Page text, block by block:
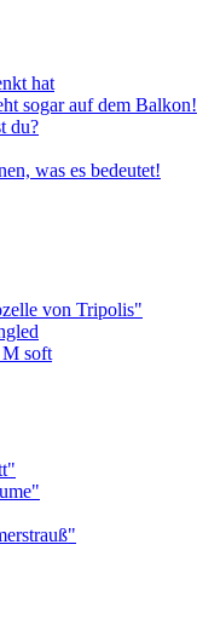
hat
sogar auf dem Balkon!
du?
was es bedeutet!
von Tripolis"
soft